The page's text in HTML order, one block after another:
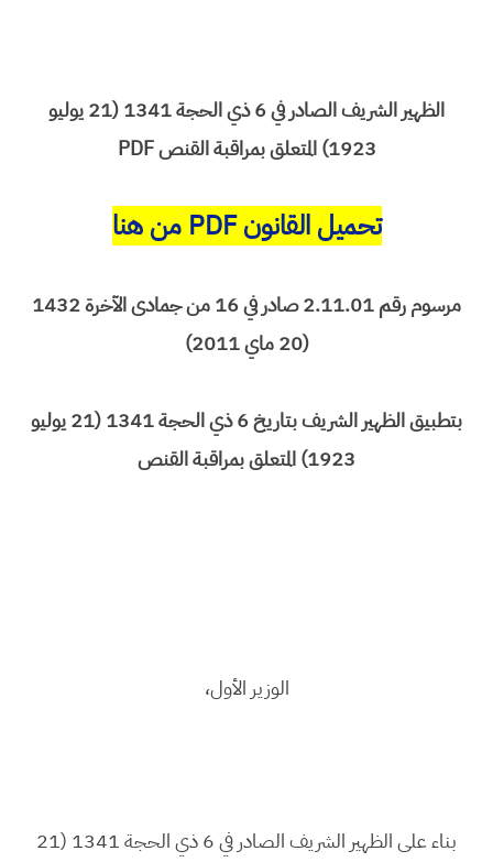
الظهير الشريف الصادر في 6 ذي الحجة 1341 (21 يوليو
1923) المتعلق بمراقبة القنص PDF
تحميل القانون PDF من هنا
مرسوم رقم 2.11.01 صادر في 16 من جمادى الآخرة 1432
(20 ماي 2011)
بتطبيق الظهير الشريف بتاريخ 6 ذي الحجة 1341 (21 يوليو
1923) المتعلق بمراقبة القنص
الوزير الأول،
بناء على الظهير الشريف الصادر في 6 ذي الحجة 1341 (21